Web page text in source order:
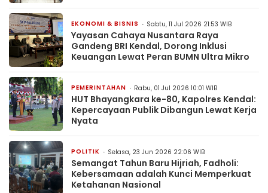
EKONOMI & BISNIS Sabtu, 11 Jul 2026 21:53 WIB
Yayasan Cahaya Nusantara Raya
Gandeng BRI Kendal, Dorong Inklusi
Keuangan Lewat Peran BUMN Ultra Mikro
PEMERINTAHAN Rabu, 01 Jul 2026 10:01 WIB
HUT Bhayangkara ke-80, Kapolres Kendal:
Kepercayaan Publik Dibangun Lewat Kerja
Nyata
POLITIK Selasa, 23 Jun 2026 22:06 WIB
Semangat Tahun Baru Hijriah, Fadholi:
Kebersamaan adalah Kunci Memperkuat
Ketahanan Nasional